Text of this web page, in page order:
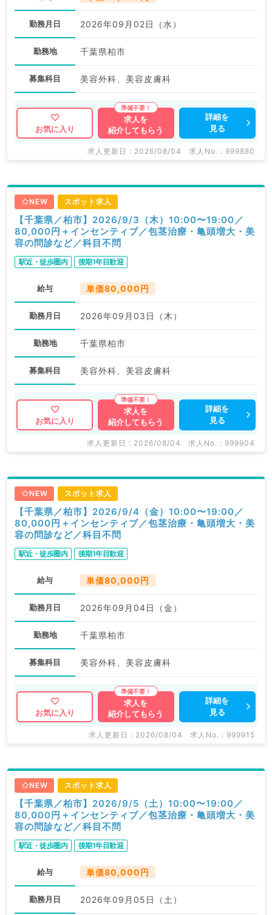
勤務月日 2026年09月02日（水）
勤務地 千葉県柏市
募集科目 美容外科、美容皮膚科
お気に入り
求人を
紹介してもらう
詳細を
見る
求人更新日 : 2026/08/04 求人No. : 999880
NEW スポット求人
【千葉県／柏市】2026/9/3（木）10:00〜19:00／
80,000円＋インセンティブ／包茎治療・亀頭増大・美
容の問診など／科目不問
駅近・徒歩圏内 後期1年目歓迎
給与 単価80,000円
勤務月日 2026年09月03日（木）
勤務地 千葉県柏市
募集科目 美容外科、美容皮膚科
お気に入り
求人を
紹介してもらう
詳細を
見る
求人更新日 : 2026/08/04 求人No. : 999904
NEW スポット求人
【千葉県／柏市】2026/9/4（金）10:00〜19:00／
80,000円＋インセンティブ／包茎治療・亀頭増大・美
容の問診など／科目不問
駅近・徒歩圏内 後期1年目歓迎
給与 単価80,000円
勤務月日 2026年09月04日（金）
勤務地 千葉県柏市
募集科目 美容外科、美容皮膚科
お気に入り
求人を
紹介してもらう
詳細を
見る
求人更新日 : 2026/08/04 求人No. : 999915
NEW スポット求人
【千葉県／柏市】2026/9/5（土）10:00〜19:00／
80,000円＋インセンティブ／包茎治療・亀頭増大・美
容の問診など／科目不問
駅近・徒歩圏内 後期1年目歓迎
給与 単価80,000円
勤務月日 2026年09月05日（土）